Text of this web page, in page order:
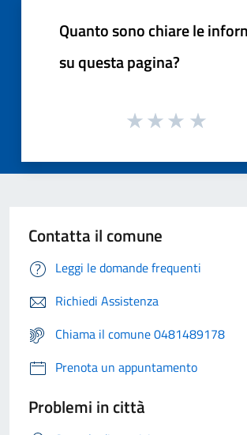
Quanto sono chiare le
su questa pagina?
Contatta il comune
Leggi le domande frequenti
Richiedi Assistenza
Chiama il comune 0481489178
Prenota un appuntamento
Problemi in città